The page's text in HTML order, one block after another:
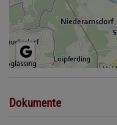
Dokumente